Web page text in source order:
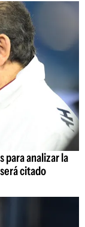
para analizar la
citado